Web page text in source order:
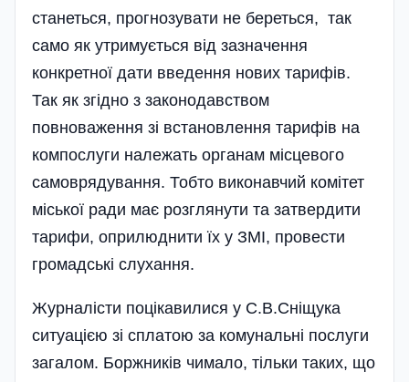
станеться, прогнозувати не береться, так
само як утримується від зазначення
конкретної дати введення нових тарифів.
Так як згідно з законодавством
повноваження зі встановлення тарифів на
компослуги належать органам місцевого
самоврядування. Тобто виконавчий комітет
міської ради має розглянути та затвердити
тарифи, оприлюднити їх у ЗМІ, провести
громадські слухання.
Журналісти поцікавилися у С.В.Сніщука
ситуацією зі сплатою за комунальні послуги
загалом. Боржників чимало, тільки таких, що